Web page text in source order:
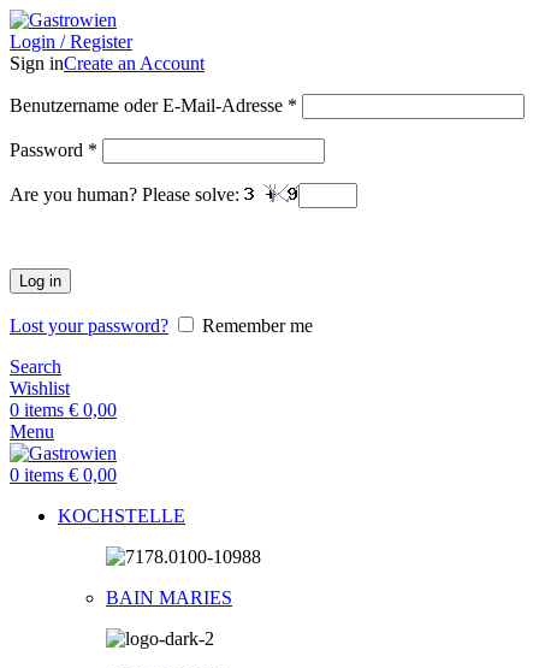
Login / Register
Sign inCreate an Account
Benutzername oder E-Mail-Adresse *
Password *
Are you human? Please solve:
Log in
Lost your password?
Remember me
Search
Wishlist
0 items € 0,00
Menu
0 items € 0,00
KOCHSTELLE
BAIN MARIES